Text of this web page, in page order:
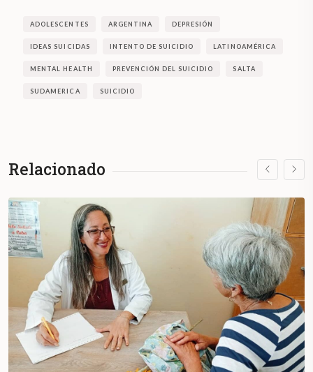
ADOLESCENTES ARGENTINA DEPRESIÓN
IDEAS SUICIDAS INTENTO DE SUICIDIO LATINOAMÉRICA
MENTAL HEALTH PREVENCIÓN DEL SUICIDIO SALTA
SUDAMERICA SUICIDIO
Relacionado